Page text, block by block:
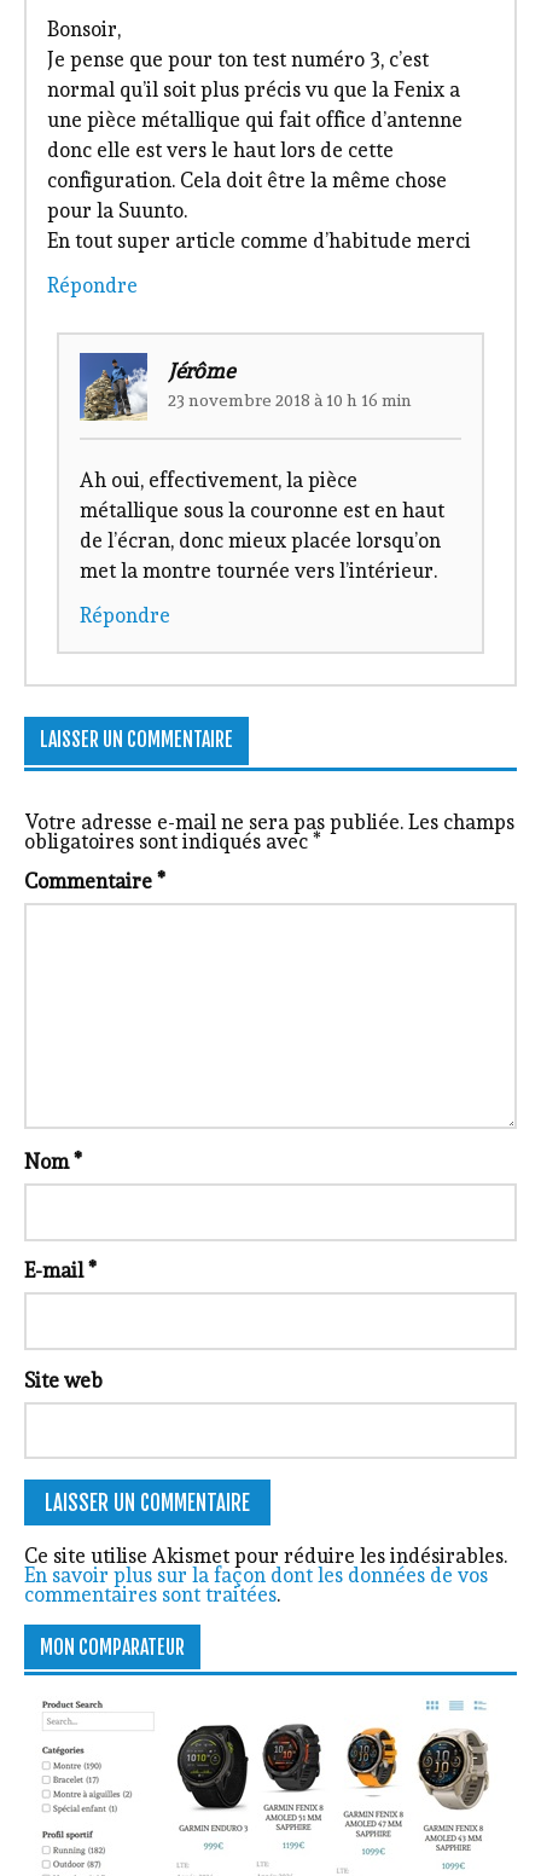
Bonsoir,
Je pense que pour ton test numéro 3, c’est
normal qu’il soit plus précis vu que la Fenix a
une pièce métallique qui fait office d’antenne
donc elle est vers le haut lors de cette
configuration. Cela doit être la même chose
pour la Suunto.
En tout super article comme d’habitude merci
Répondre
Jérôme
23 novembre 2018 à 10 h 16 min
Ah oui, effectivement, la pièce
métallique sous la couronne est en haut
de l’écran, donc mieux placée lorsqu’on
met la montre tournée vers l’intérieur.
Répondre
LAISSER UN COMMENTAIRE
Votre adresse e-mail ne sera pas publiée. Les champs
obligatoires sont indiqués avec*
Commentaire*
Nom*
E-mail*
Site web
Ce site utilise Akismet pour réduire les indésirables.
En savoir plus sur la façon dont les données de vos
commentaires sont traitées.
MON COMPARATEUR